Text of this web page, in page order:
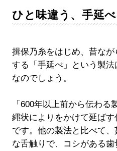
ひと味違う、手延
揖保乃糸をはじめ、昔な
する「手延べ」という製
なのでしょう。
「600年以上前から伝わる
縄状によりをかけて延ば
です。他の製法と比べて
な舌触りで、コシがある